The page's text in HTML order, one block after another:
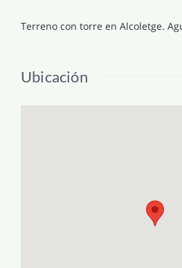
Terreno con torre en Alcoletge.
Ubicación